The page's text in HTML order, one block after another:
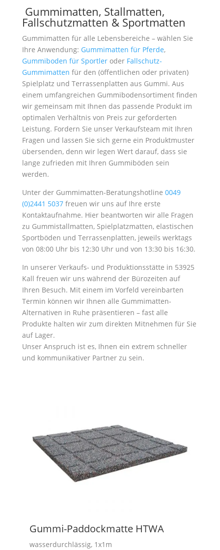
Gummimatten, Stallmatten,
Fallschutzmatten & Sportmatten
Gummimatten für alle Lebensbereiche – wählen Sie
Ihre Anwendung: Gummimatten für Pferde,
Gummiboden für Sportleroder Fallschutz-
Gummimatten für den (öffentlichen oder privaten)
Spielplatz und Terrassenplatten aus Gummi. Aus
einem umfangreichen Gummibodensortiment finden
wir gemeinsam mit Ihnen das passende Produkt im
optimalen Verhältnis von Preis zur geforderten
Leistung. Fordern Sie unser Verkaufsteam mit Ihren
Fragen und lassen Sie sich gerne ein Produktmuster
übersenden, denn wir legen Wert darauf, dass sie
lange zufrieden mit Ihren Gummiböden sein
werden.
Unter der Gummimatten-Beratungshotline 0049
(0)2441 5037freuen wir uns auf Ihre erste
Kontaktaufnahme. Hier beantworten wir alle Fragen
zu Gummistallmatten, Spielplatzmatten, elastischen
Sportböden und Terrassenplatten, jeweils werktags
von 08:00 Uhr bis 12:30 Uhr und von 13:30 bis 16:30.
In unserer Verkaufs- und Produktionsstätte in 53925
Kall freuen wir uns während der Bürozeiten auf
Ihren Besuch. Mit einem im Vorfeld vereinbarten
Termin können wir Ihnen alle Gummimatten-
Alternativen in Ruhe präsentieren – fast alle
Produkte halten wir zum direkten Mitnehmen für Sie
auf Lager.
Unser Anspruch ist es, Ihnen ein extrem schneller
und kommunikativer Partner zu sein.
Gummi-Paddockmatte HTWA
wasserdurchlässig, 1x1m